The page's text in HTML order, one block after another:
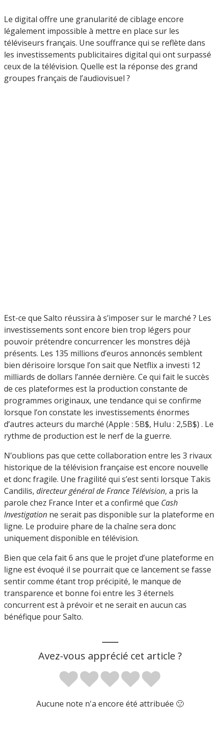
Le digital offre une granularité de ciblage encore
légalement impossible à mettre en place sur les
téléviseurs français. Une souffrance qui se reflète dans
les investissements publicitaires digital qui ont surpassé
ceux de la télévision. Quelle est la réponse des grand
groupes français de l’audiovisuel ?
Est-ce que Salto réussira à s’imposer sur le marché ? Les
investissements sont encore bien trop légers pour
pouvoir prétendre concurrencer les monstres déjà
présents. Les 135 millions d’euros annoncés semblent
bien dérisoire lorsque l’on sait que Netflix a investi 12
milliards de dollars l’année dernière. Ce qui fait le succès
de ces plateformes est la production constante de
programmes originaux, une tendance qui se confirme
lorsque l’on constate les investissements énormes
d’autres acteurs du marché (Apple : 5B$, Hulu : 2,5B$) . Le
rythme de production est le nerf de la guerre.
N’oublions pas que cette collaboration entre les 3 rivaux
historique de la télévision française est encore nouvelle
et donc fragile. Une fragilité qui s’est senti lorsque Takis
Candilis, directeur général de France Télévision, a pris la
parole chez France Inter et a confirmé que Cash
Investigation ne serait pas disponible sur la plateforme en
ligne. Le produire phare de la chaîne sera donc
uniquement disponible en télévision.
Bien que cela fait 6 ans que le projet d’une plateforme en
ligne est évoqué il se pourrait que ce lancement se fasse
sentir comme étant trop précipité, le manque de
transparence et bonne foi entre les 3 éternels
concurrent est à prévoir et ne serait en aucun cas
bénéfique pour Salto.
Avez-vous apprécié cet article ?
Aucune note n'a encore été attribuée 🙁